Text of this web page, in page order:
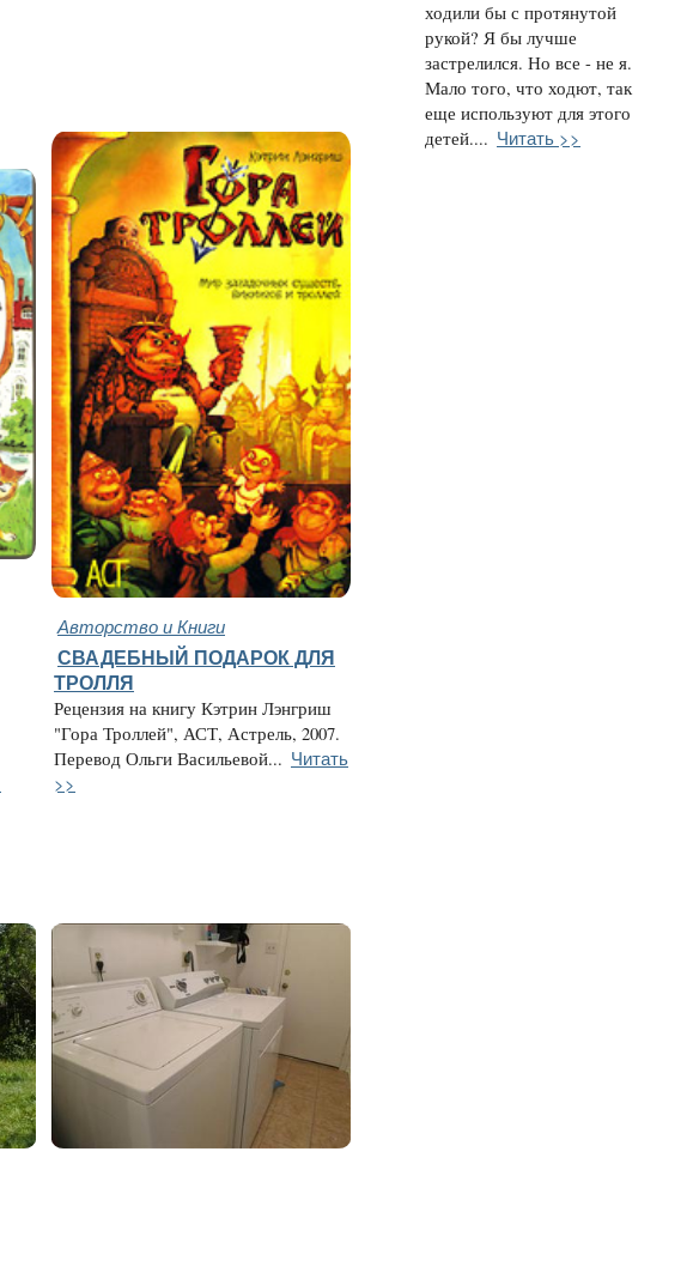
Авторство и Книги
СВАДЕБНЫЙ ПОДАРОК ДЛЯ
ТРОЛЛЯ
Рецензия на книгу Кэтрин Лэнгриш
"Гора Троллей", АСТ, Астрель, 2007.
Перевод Ольги Васильевой... Читать
>>
ходили бы с протянутой
рукой? Я бы лучше
застрелился. Но все - не я.
Мало того, что ходют, так
еще используют для этого
детей.... Читать >>